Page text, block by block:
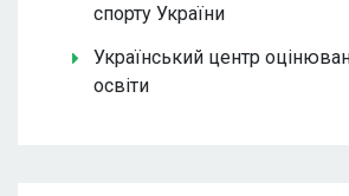
спорту України
Український центр
освіти